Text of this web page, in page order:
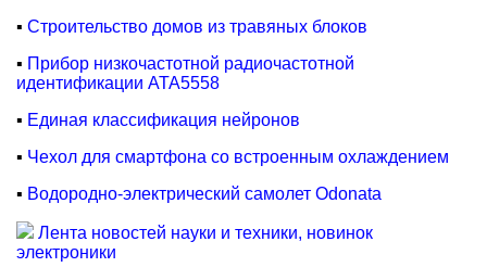
▪ Строительство домов из травяных блоков
▪ Прибор низкочастотной радиочастотной
идентификации ATA5558
▪ Единая классификация нейронов
▪ Чехол для смартфона со встроенным охлаждением
▪ Водородно-электрический самолет Odonata
Лента новостей науки и техники, новинок
электроники